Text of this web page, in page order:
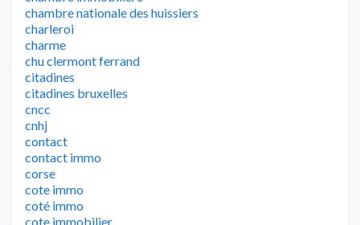
chambre nationale des huissiers
charleroi
charme
chu clermont ferrand
citadines
citadines bruxelles
cncc
cnhj
contact
contact immo
corse
cote immo
coté immo
cote immobilier